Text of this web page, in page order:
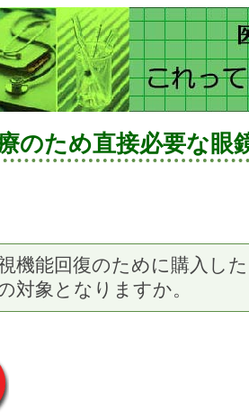
のため直接必要な眼
機能回復のために購入し
対象となりますか。